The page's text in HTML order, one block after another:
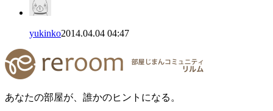
yukinko2014.04.04 04:47
あなたの部屋が、誰かのヒントになる。